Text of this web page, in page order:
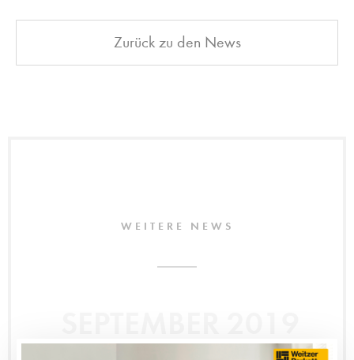
Zurück zu den News
WEITERE NEWS